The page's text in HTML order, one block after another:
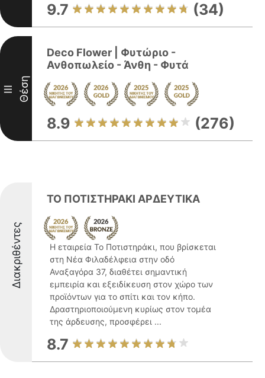
9.7 (34)
III Θέση
Deco Flower | Φυτώριο -
Ανθοπωλείο - Άνθη - Φυτά
8.9 (276)
Διακριθέντες
ΤΟ ΠΟΤΙΣΤΗΡΑΚΙ ΑΡΔΕΥΤΙΚΑ
Η εταιρεία Το Ποτιστηράκι, που βρίσκεται
στη Νέα Φιλαδέλφεια στην οδό
Αναξαγόρα 37, διαθέτει σημαντική
εμπειρία και εξειδίκευση στον χώρο των
προϊόντων για το σπίτι και τον κήπο.
Δραστηριοποιούμενη κυρίως στον τομέα
της άρδευσης, προσφέρει ...
8.7